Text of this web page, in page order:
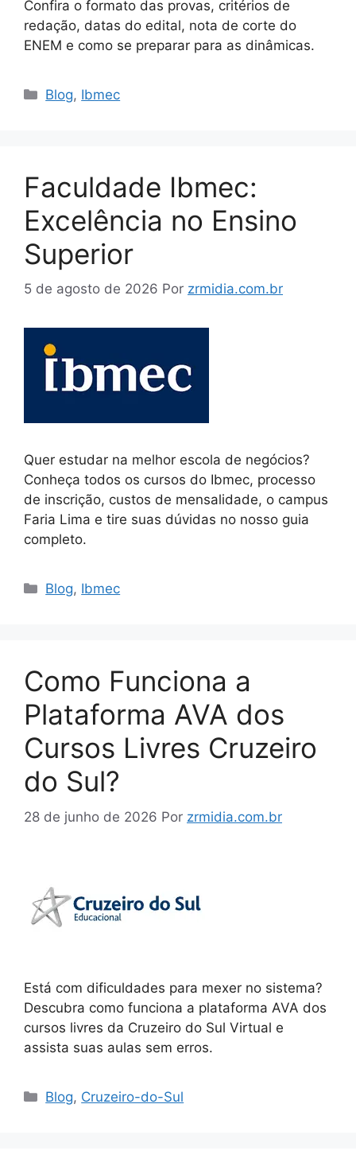
Confira o formato das provas, critérios de
redação, datas do edital, nota de corte do
ENEM e como se preparar para as dinâmicas.
Blog, Ibmec
Faculdade Ibmec:
Excelência no Ensino
Superior
5 de agosto de 2026 Por zrmidia.com.br
Quer estudar na melhor escola de negócios?
Conheça todos os cursos do Ibmec, processo
de inscrição, custos de mensalidade, o campus
Faria Lima e tire suas dúvidas no nosso guia
completo.
Blog, Ibmec
Como Funciona a
Plataforma AVA dos
Cursos Livres Cruzeiro
do Sul?
28 de junho de 2026 Por zrmidia.com.br
Está com dificuldades para mexer no sistema?
Descubra como funciona a plataforma AVA dos
cursos livres da Cruzeiro do Sul Virtual e
assista suas aulas sem erros.
Blog, Cruzeiro-do-Sul